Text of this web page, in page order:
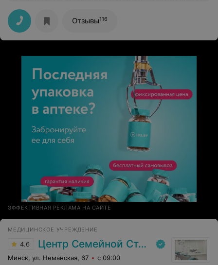
радует.
Отзывы116
ЭФФЕКТИВНАЯ РЕКЛАМА НА САЙТЕ
МЕДИЦИНСКОЕ УЧРЕЖДЕНИЕ
4.6 Центр Семейной Стоматологии
Минск, ул. Неманская, 67 с 09:00